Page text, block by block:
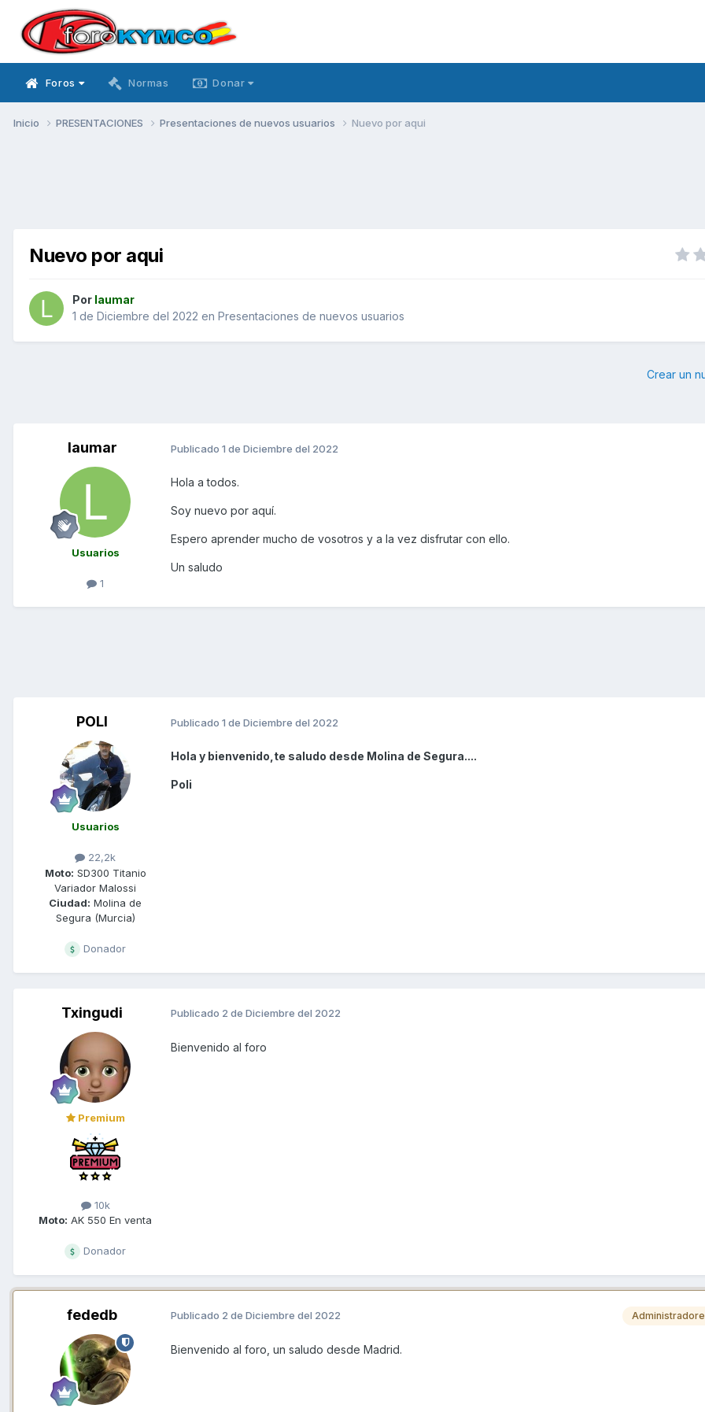
Foros Normas Donar
Inicio PRESENTACIONES Presentaciones de nuevos usuarios Nuevo por aqui
Nuevo por aqui
Por laumar
1 de Diciembre del 2022 en Presentaciones de nuevos usuarios
Crear un
laumar
Usuarios
1
Publicado 1 de Diciembre del 2022
Hola a todos.
Soy nuevo por aquí.
Espero aprender mucho de vosotros y a la vez disfrutar con ello.
Un saludo
POLI
Usuarios
22,2k
Moto: SD300 Titanio
Variador Malossi
Ciudad: Molina de
Segura (Murcia)
Donador
Publicado 1 de Diciembre del 2022
Hola y bienvenido,te saludo desde Molina de Segura....
Poli
Txingudi
Premium
10k
Moto: AK 550 En venta
Donador
Publicado 2 de Diciembre del 2022
Bienvenido al foro
fededb Publicado 2 de Diciembre del 2022
Bienvenido al foro, un saludo desde Madrid.